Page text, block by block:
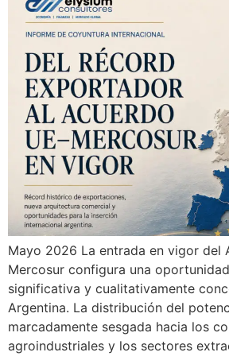
Mayo 2026 La entrada en vigor del
Mercosur configura una
significativa y cualitativamente
Argentina. La distribución del
marcadamente sesgada hacia los
agroindustriales y los sectores